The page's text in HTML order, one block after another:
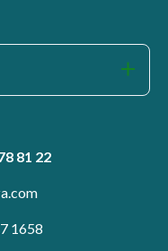
81 22
1658